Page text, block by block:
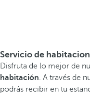
Servicio de
Disfruta de lo mejor de
habitación. A través de
podrás recibir en tu